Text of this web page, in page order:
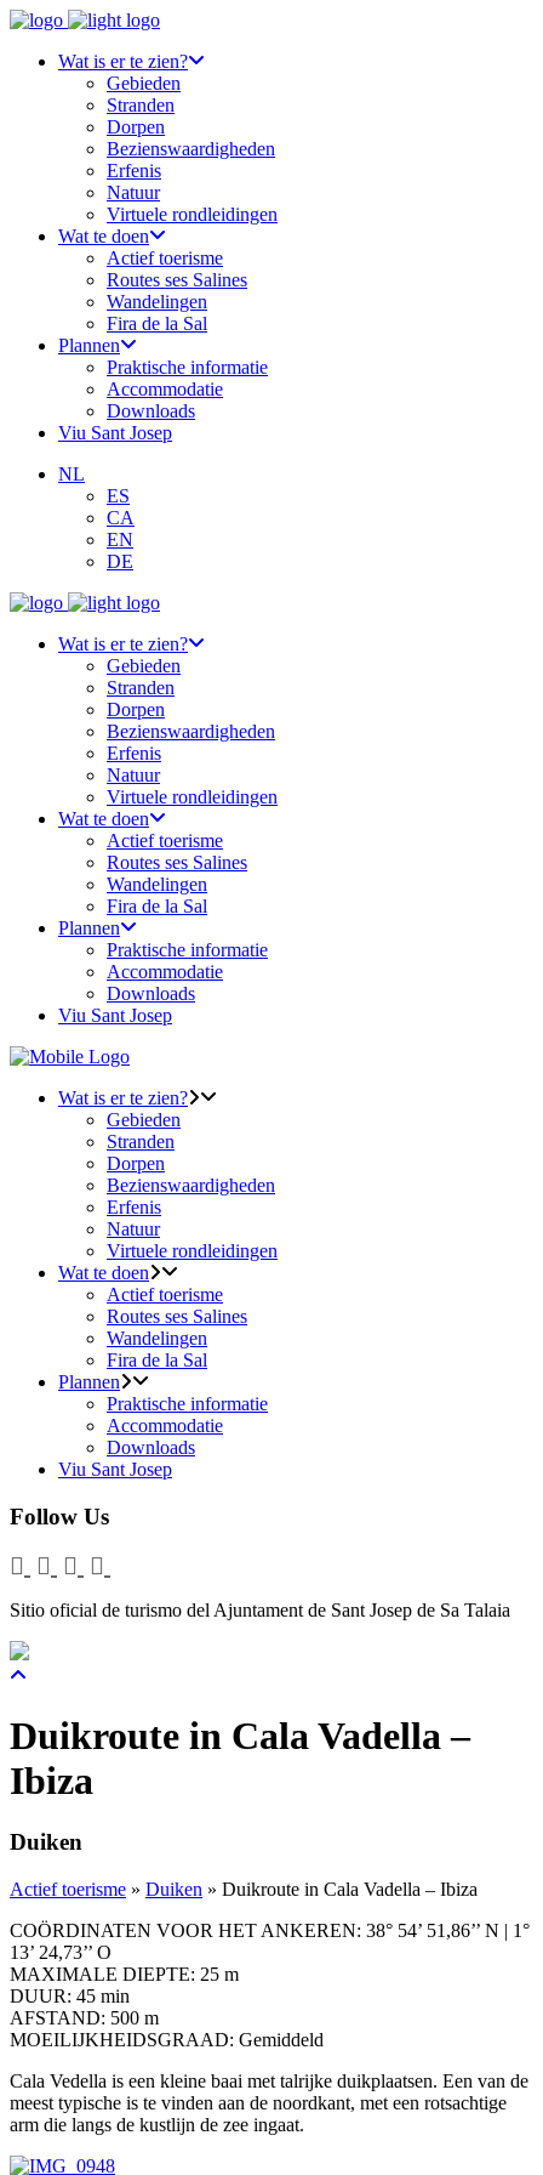
Wat is er te zien?
Gebieden
Stranden
Dorpen
Bezienswaardigheden
Erfenis
Natuur
Virtuele rondleidingen
Wat te doen
Actief toerisme
Routes ses Salines
Wandelingen
Fira de la Sal
Plannen
Praktische informatie
Accommodatie
Downloads
Viu Sant Josep
NL
ES
CA
EN
DE
Wat is er te zien?
Gebieden
Stranden
Dorpen
Bezienswaardigheden
Erfenis
Natuur
Virtuele rondleidingen
Wat te doen
Actief toerisme
Routes ses Salines
Wandelingen
Fira de la Sal
Plannen
Praktische informatie
Accommodatie
Downloads
Viu Sant Josep
Wat is er te zien?
Gebieden
Stranden
Dorpen
Bezienswaardigheden
Erfenis
Natuur
Virtuele rondleidingen
Wat te doen
Actief toerisme
Routes ses Salines
Wandelingen
Fira de la Sal
Plannen
Praktische informatie
Accommodatie
Downloads
Viu Sant Josep
Follow Us
Sitio oficial de turismo del Ajuntament de Sant Josep de Sa Talaia
Duikroute in Cala Vadella –
Ibiza
Duiken
Actief toerisme » Duiken » Duikroute in Cala Vadella – Ibiza
COÖRDINATEN VOOR HET ANKEREN: 38° 54’ 51,86’’ N | 1°
13’ 24,73’’ O
MAXIMALE DIEPTE: 25 m
DUUR: 45 min
AFSTAND: 500 m
MOEILIJKHEIDSGRAAD: Gemiddeld
Cala Vedella is een kleine baai met talrijke duikplaatsen. Een van de
meest typische is te vinden aan de noordkant, met een rotsachtige
arm die langs de kustlijn de zee ingaat.